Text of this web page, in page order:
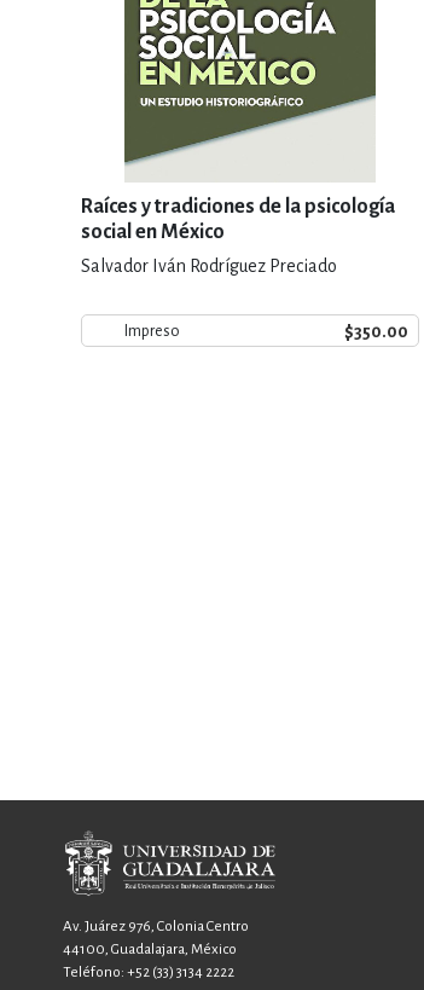
Raíces y tradiciones de la psicología
social en México
Salvador Iván Rodríguez Preciado
Impreso $350.00
Av. Juárez 976, Colonia Centro
44100, Guadalajara, México
Teléfono: +52 (33) 3134 2222